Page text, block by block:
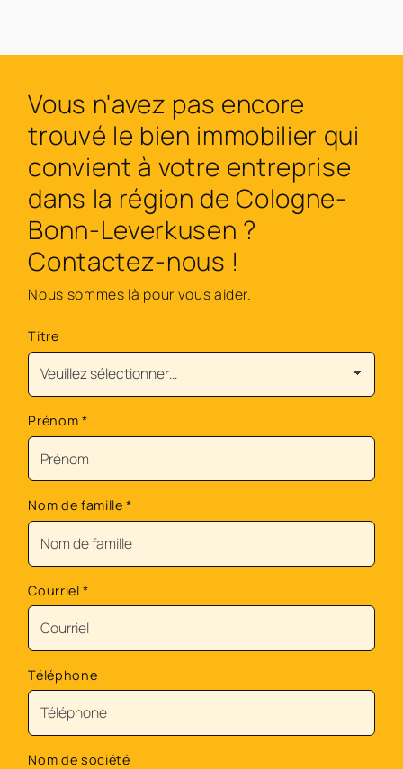
Vous n'avez pas encore
trouvé le bien immobilier qui
convient à votre entreprise
dans la région de Cologne-
Bonn-Leverkusen ?
Contactez-nous !
Nous sommes là pour vous aider.
Titre
Prénom *
Nom de famille*
Courriel*
Téléphone
Nom de société